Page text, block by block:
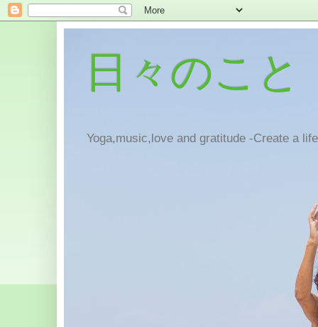
日々のこと
Yoga,music,love and gratitude -Create a